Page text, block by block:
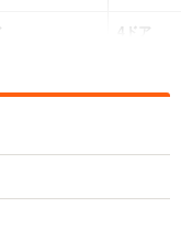
全高
1.93m
4ドア
全高